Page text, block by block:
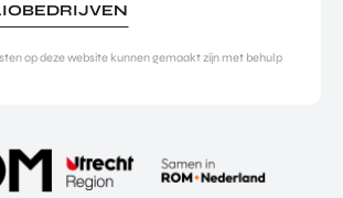
op deze website kunnen gemaakt zijn met behulp